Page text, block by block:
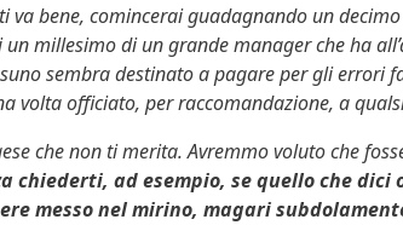
va bene, comincerai guadagnando un
millesimo di un grande manager che ha
sembra destinato a pagare per gli
volta officiato, per raccomandazione, a
che non ti merita. Avremmo voluto che
chiederti, ad esempio, se quello che
messo nel mirino, magari